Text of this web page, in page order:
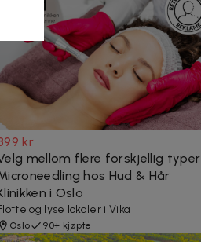
kr
mellom flere forskjellig typer
hos Hud & Hår
i Oslo
og lyse lokaler i Vika
Oslo 90+ kjøpte